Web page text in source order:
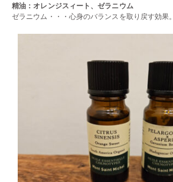
精油：オレンジスィート、ゼラニウム
ゼラニウム・・・心身のバランスを取り戻す効果。